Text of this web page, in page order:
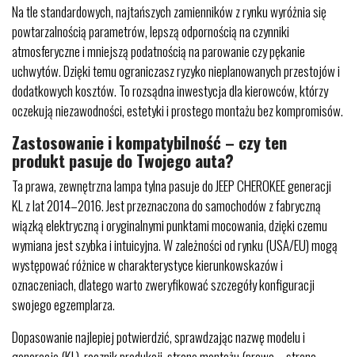
Na tle standardowych, najtańszych zamienników z rynku wyróżnia się
powtarzalnością parametrów, lepszą odpornością na czynniki
atmosferyczne i mniejszą podatnością na parowanie czy pękanie
uchwytów. Dzięki temu ograniczasz ryzyko nieplanowanych przestojów i
dodatkowych kosztów. To rozsądna inwestycja dla kierowców, którzy
oczekują niezawodności, estetyki i prostego montażu bez kompromisów.
Zastosowanie i kompatybilność – czy ten
produkt pasuje do Twojego auta?
Ta prawa, zewnętrzna lampa tylna pasuje do JEEP CHEROKEE generacji
KL z lat 2014–2016. Jest przeznaczona do samochodów z fabryczną
wiązką elektryczną i oryginalnymi punktami mocowania, dzięki czemu
wymiana jest szybka i intuicyjna. W zależności od rynku (USA/EU) mogą
występować różnice w charakterystyce kierunkowskazów i
oznaczeniach, dlatego warto zweryfikować szczegóły konfiguracji
swojego egzemplarza.
Dopasowanie najlepiej potwierdzić, sprawdzając nazwę modelu i